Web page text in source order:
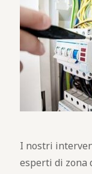
I nostri
esperti di zona